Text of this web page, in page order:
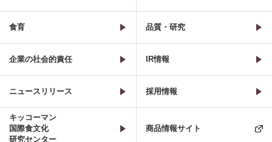
食育 品質・研究
企業の社会的責任 IR情報
ニュースリリース 採用情報
キッコーマン
国際食文化
研究センター
商品情報サイト